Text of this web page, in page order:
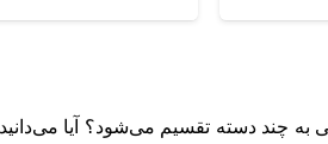
به چند دسته تقسیم می‌شود؟ آیا